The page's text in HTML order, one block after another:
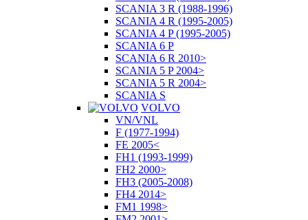
SCANIA 3 R (1988-1996)
SCANIA 4 R (1995-2005)
SCANIA 4 P (1995-2005)
SCANIA 6 P
SCANIA 6 R 2010>
SCANIA 5 P 2004>
SCANIA 5 R 2004>
SCANIA S
VOLVO
VN/VNL
F (1977-1994)
FE 2005<
FH1 (1993-1999)
FH2 2000>
FH3 (2005-2008)
FH4 2014>
FM1 1998>